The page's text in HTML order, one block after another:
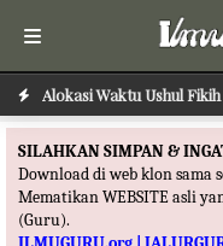
Alokasi Waktu Ushul
Alokasi Waktu Ilmu
SILAHKAN SIMPAN &
Download di web klon sama
Mematikan WEBSITE asli
(Guru).